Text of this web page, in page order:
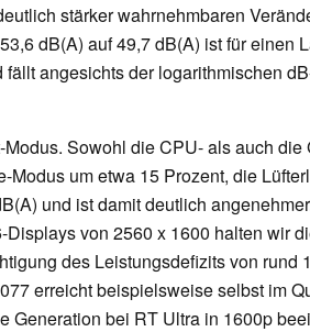
stärker wahrnehmbaren
dB(A) auf 49,7 dB(A) ist für einen
angesichts der logarithmischen
Sowohl die CPU- als auch die
um etwa 15 Prozent, die
und ist damit deutlich
von 2560 x 1600 halten wir
des Leistungsdefizits von rund
erreicht beispielsweise selbst im
Generation bei RT Ultra in 1600p